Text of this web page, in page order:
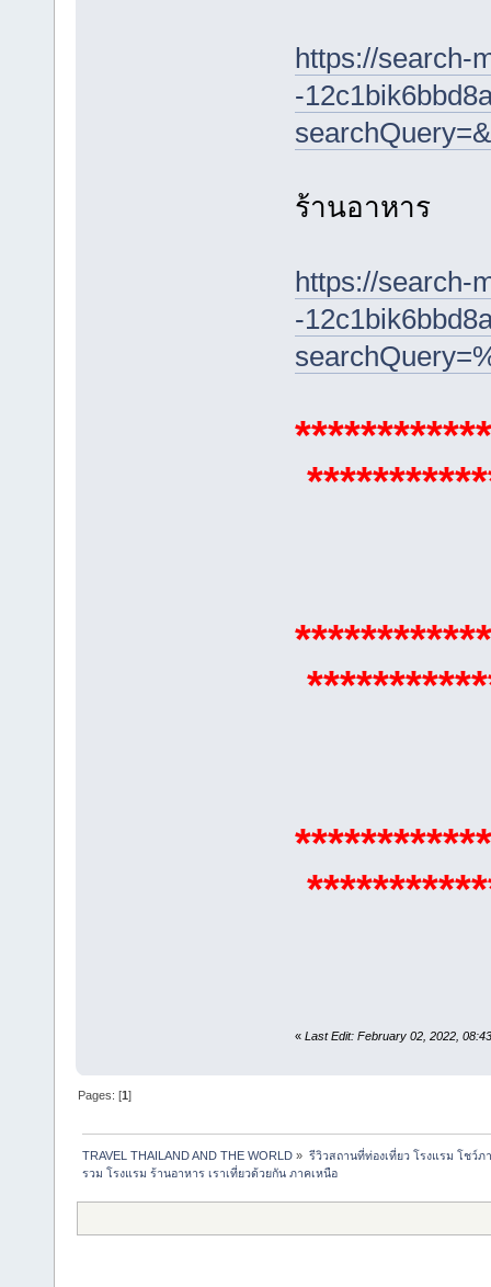
https://search-
-
ร้านอาหาร
https://search-
-
« Last Edit: February 02, 2022,
Pages: [1]
TRAVEL THAILAND AND THE WORLD » รีวิวสถานที่ท่องเที่ยว โรงแรม โชว์ภ
รวม โรงแรม ร้านอาหาร เราเที่ยวด้วยกัน ภาคเหนือ